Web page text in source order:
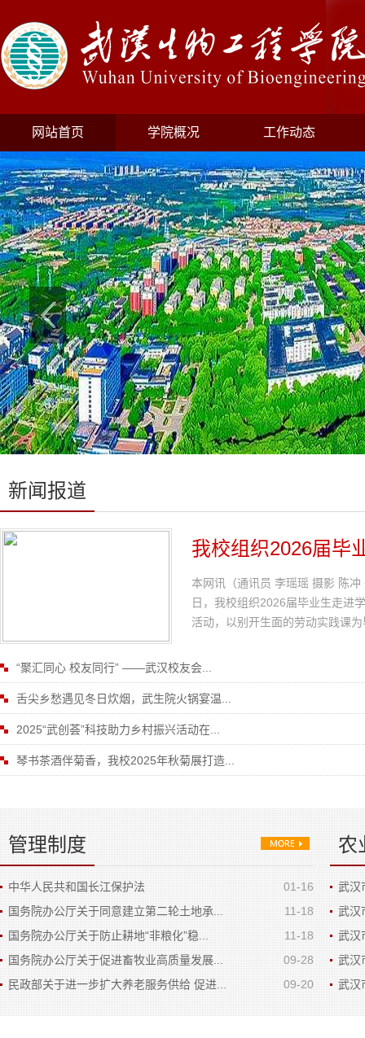
网站首页 学院概况 工作动态
新闻报道
我校组织2026届毕
本网讯（通讯员 李瑶瑶 摄影 陈
日，我校组织2026届毕业生走
活动，以别开生面的劳动实践课
“聚汇同心 校友同行” ——武汉校友会...
舌尖乡愁遇见冬日炊烟，武生院火锅宴温...
2025“武创荟”科技助力乡村振兴活动在...
琴书茶酒伴菊香，我校2025年秋菊展打造...
管理制度
01-16
中华人民共和国长江保护法
11-18
国务院办公厅关于同意建立第二轮土地承...
11-18
国务院办公厅关于防止耕地“非粮化”稳...
09-28
国务院办公厅关于促进畜牧业高质量发展...
09-20
民政部关于进一步扩大养老服务供给 促进...
农
武汉
武汉
武汉
武汉
武汉